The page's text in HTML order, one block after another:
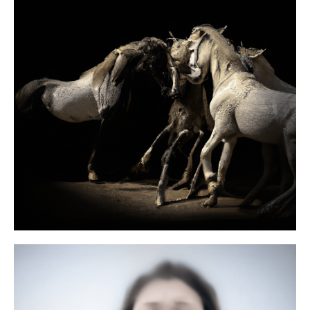
Interview de l’artiste Matthieu
Gafsou